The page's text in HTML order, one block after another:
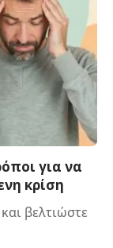
για να
κρίση
βελτιώστε